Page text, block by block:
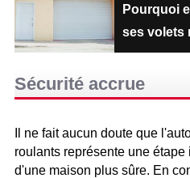
Pourquoi
ses volets
Sécurité accrue
Il ne fait aucun doute que
roulants représente une
d'une maison plus sûre. En